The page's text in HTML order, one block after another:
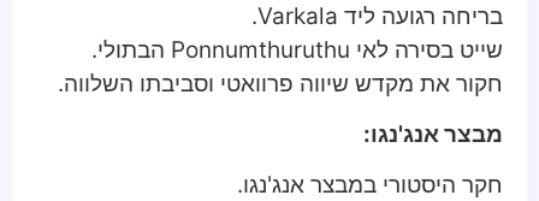
בריחה רגועה ליד Varkala.
שייט בסירה לאי Ponnumthuruthu הבתולי.
חקור את מקדש שיווה פרוואטי וסביבתו השלווה.
מבצר אנג'נגו:
חקר היסטורי במבצר אנג'נגו.